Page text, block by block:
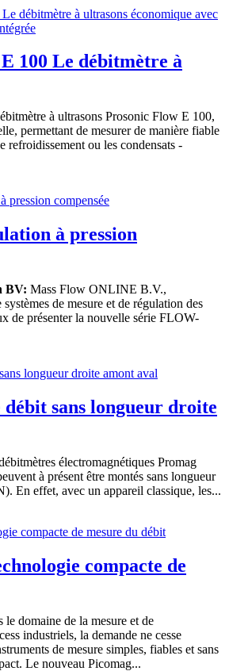
100 Le débitmètre à
à ultrasons Prosonic Flow E 100,
permettant de mesurer de manière fiable
refroidissement ou les condensats -
à pression
BV: Mass Flow ONLINE B.V.,
de mesure et de régulation des
de présenter la nouvelle série FLOW-
débit sans longueur droite
électromagnétiques Promag
à présent être montés sans longueur
En effet, avec un appareil classique, les...
compacte de
le domaine de la mesure et de
industriels, la demande ne cesse
de mesure simples, fiables et sans
Le nouveau Picomag...